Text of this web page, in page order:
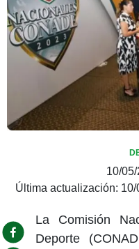
10/
Última actualización: 10/
La Comisión
Deporte